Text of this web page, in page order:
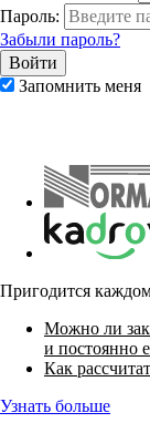
Пароль:
Забыли пароль?
Запомнить меня
Пригодится
Можно ли
и постоянно
Как
Узнать больше